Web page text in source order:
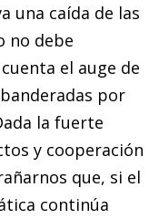
una caída de las
no debe
el auge de
por
la fuer­­te
y cooperación
que, si el
continúa